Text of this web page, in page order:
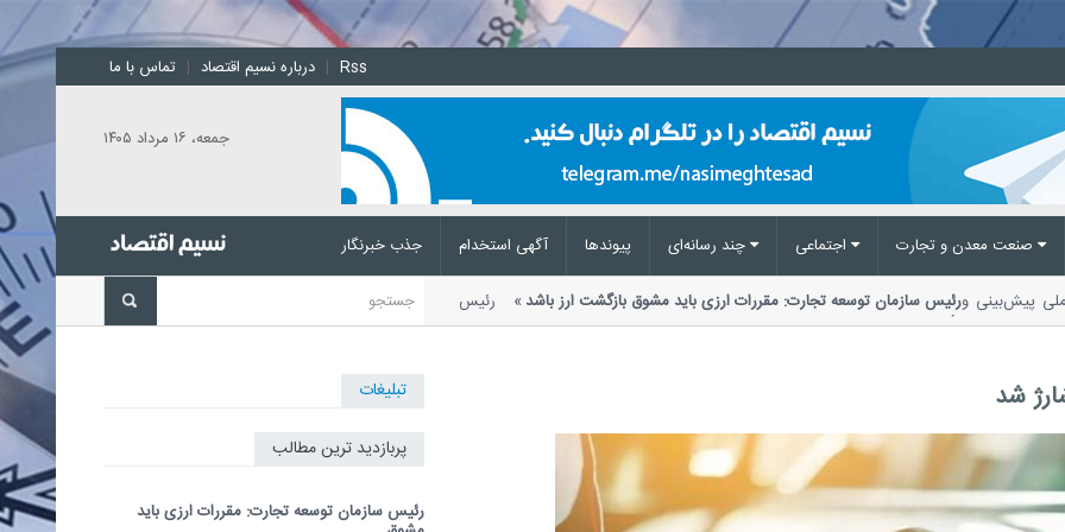
تماس با ما | درباره نسیم اقتصاد | Rss
جمعه، ۱۶ مرداد ۱۴۰۵
جذب خبرنگار آگهی استخدام پیوند‌ها
رئیس سازمان توسعه تجارت: مقررات ارزی باید مشوق بازگشت ارز باشد
رئیس سازمان توسعه تجارت با
تأکید بر ضرورت اصلاح مقررات ارزی،...
ملی پیش‌بینی و
تبلیغات
پربازدید ترین مطالب
رئیس سازمان توسعه تجارت: مقررات ارزی باید
شد